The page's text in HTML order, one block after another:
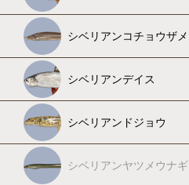
シベリアンコチョウザメ
シベリアンデイス
シベリアンドジョウ
シベリアンヤツメウナギ